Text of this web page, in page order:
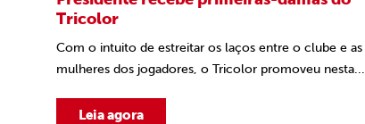
Tricolor
Com o intuito de estreitar os laços entre o clube e as
mulheres dos jogadores, o Tricolor promoveu nesta...
Leia agora